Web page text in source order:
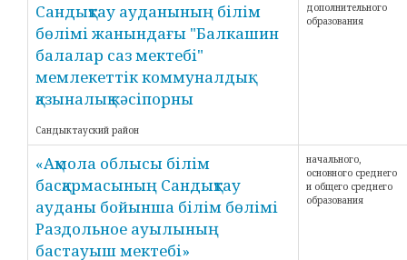
Сандықтау ауданының білім
бөлімі жанындағы "Балкашин
балалар саз мектебі"
мемлекеттік коммуналдық
қазыналық кәсіпорны
Сандыктауский район
дополнительного
образования
«Ақмола облысы білім
басқармасының Сандықтау
ауданы бойынша білім бөлімі
Раздольное ауылының
бастауыш мектебі»
начального,
основного среднего
и общего среднего
образования